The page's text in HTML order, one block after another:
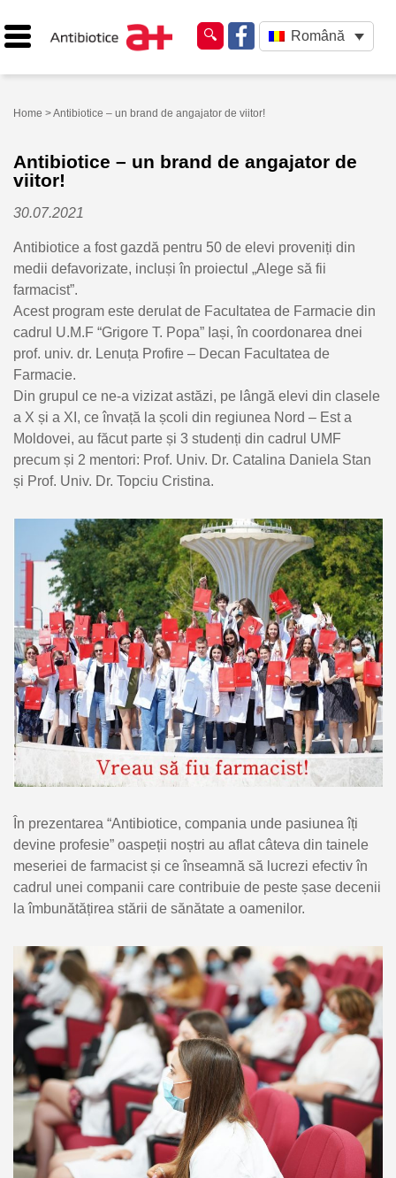
Română
Home > Antibiotice – un brand de angajator de viitor!
Antibiotice – un brand de angajator de
viitor!
30.07.2021
Antibiotice a fost gazdă pentru 50 de elevi proveniți din
medii defavorizate, incluși în proiectul „Alege să fii
farmacist”.
Acest program este derulat de Facultatea de Farmacie din
cadrul U.M.F “Grigore T. Popa” Iași, în coordonarea dnei
prof. univ. dr. Lenuța Profire – Decan Facultatea de
Farmacie.
Din grupul ce ne-a vizizat astăzi, pe lângă elevi din clasele
a X și a XI, ce învață la școli din regiunea Nord – Est a
Moldovei, au făcut parte și 3 studenți din cadrul UMF
precum și 2 mentori: Prof. Univ. Dr. Catalina Daniela Stan
și Prof. Univ. Dr. Topciu Cristina.
În prezentarea “Antibiotice, compania unde pasiunea îți
devine profesie” oaspeții noștri au aflat câteva din tainele
meseriei de farmacist și ce înseamnă să lucrezi efectiv în
cadrul unei companii care contribuie de peste șase decenii
la îmbunătățirea stării de sănătate a oamenilor.